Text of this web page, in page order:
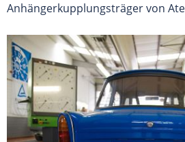
Anhängerkupplungsträger von